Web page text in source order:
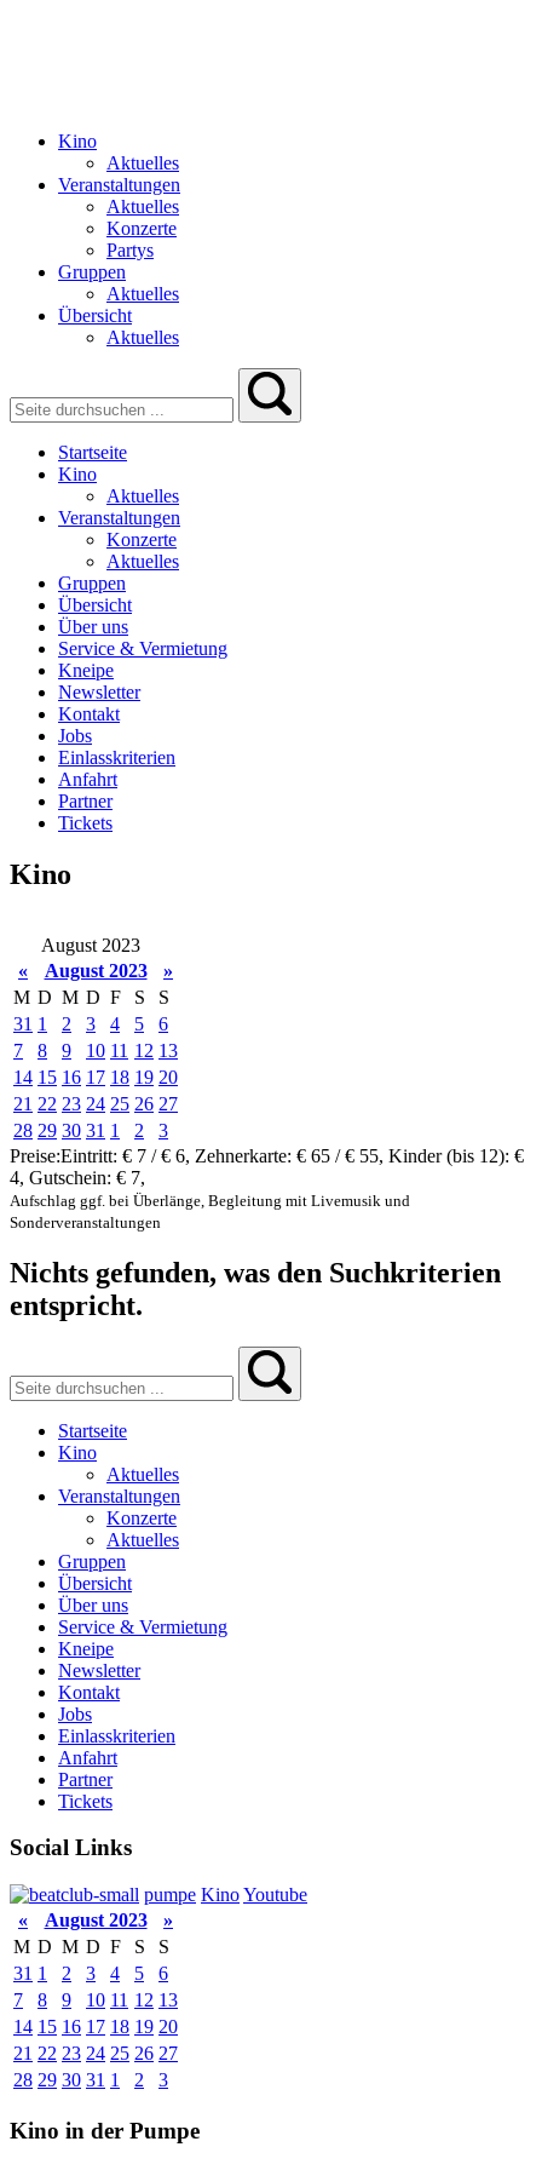
Kino
Aktuelles
Veranstaltungen
Aktuelles
Konzerte
Partys
Gruppen
Aktuelles
Übersicht
Aktuelles
Startseite
Kino
Aktuelles
Veranstaltungen
Konzerte
Aktuelles
Gruppen
Übersicht
Über uns
Service & Vermietung
Kneipe
Newsletter
Kontakt
Jobs
Einlasskriterien
Anfahrt
Partner
Tickets
Kino
August 2023
«
August 2023
»
M D M D F S
S
31 1 2 3 4 5
6
7
8 9 10 11 12 13
14 15 16 17 18 19 20
21 22 23 24 25 26 27
28 29 30 31 1 2
3
Preise:Eintritt: € 7 / € 6, Zehnerkarte: € 65 / € 55, Kinder (bis 12): €
4, Gutschein: € 7,
Aufschlag ggf. bei Überlänge, Begleitung mit Livemusik und
Sonderveranstaltungen
Nichts gefunden, was den Suchkriterien
entspricht.
Startseite
Kino
Aktuelles
Veranstaltungen
Konzerte
Aktuelles
Gruppen
Übersicht
Über uns
Service & Vermietung
Kneipe
Newsletter
Kontakt
Jobs
Einlasskriterien
Anfahrt
Partner
Tickets
Social Links
pumpe KinoYoutube
«
August 2023
»
M D M D F S
S
31 1 2 3 4 5
6
7
8 9 10 11 12 13
14 15 16 17 18 19 20
21 22 23 24 25 26 27
28 29 30 31 1 2 3
Kino in der Pumpe